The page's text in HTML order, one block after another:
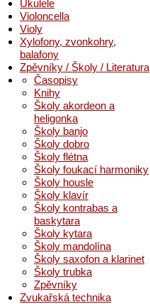
Ukulele
Violoncella
Violy
Xylofony, zvonkohry,
balafony
Zpěvníky / Školy / Literatura
Časopisy
Knihy
Školy akordeon a
heligonka
Školy banjo
Školy dobro
Školy flétna
Školy foukací harmoniky
Školy housle
Školy klavír
Školy kontrabas a
baskytara
Školy kytara
Školy mandolína
Školy saxofon a klarinet
Školy trubka
Zpěvníky
Zvukařská technika